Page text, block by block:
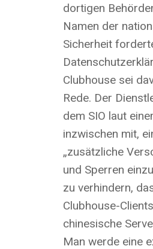
dortigen
Namen der
Sicherheit
Clubhouse sei
Rede. Der
dem SIO laut
inzwischen mit,
„zusätzliche
und Sperren
zu verhindern,
Clubhouse-
chinesische
Man werde eine